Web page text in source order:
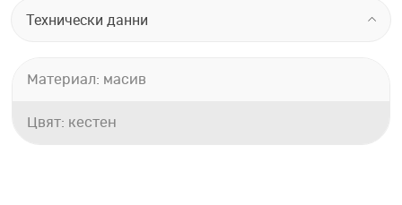
Технически данни
Материал: масив
Цвят: кестен